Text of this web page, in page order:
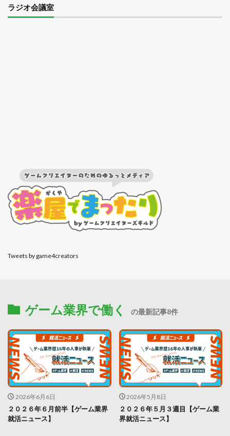
ラジオ会議室
Tweets by game4creators
ゲーム業界で働く の最新記事8件
2026年6月6日
２０２６年６月前半【ゲーム業界
就活ニュース】
2026年5月8日
２０２６年５月３週目【ゲーム業
界就活ニュース】